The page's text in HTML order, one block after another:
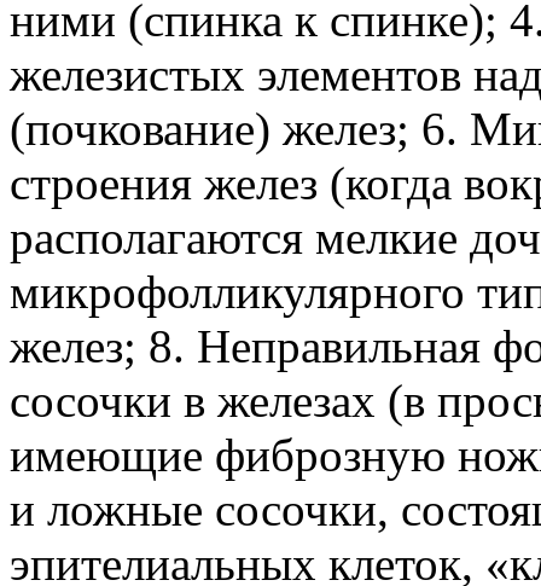
ними (спинка к спинке);
железистых элементов
(почкование) желез; 6.
строения желез (когда
располагаются мелкие
микрофолликулярного
желез; 8. Неправильная
сосочки в железах (в
имеющие фиброзную
и ложные сосочки,
эпителиальных клеток,